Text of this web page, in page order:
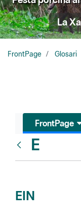
La
FrontPage Glosari
FrontPage
E
EIN